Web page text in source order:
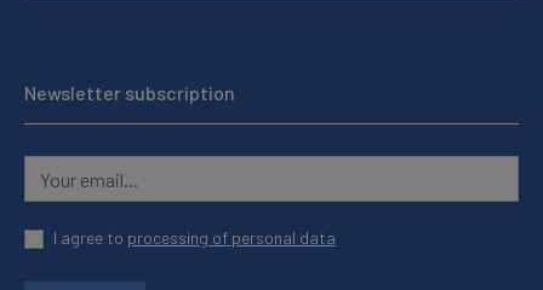
Newsletter subscription
I agree to processing of personal data